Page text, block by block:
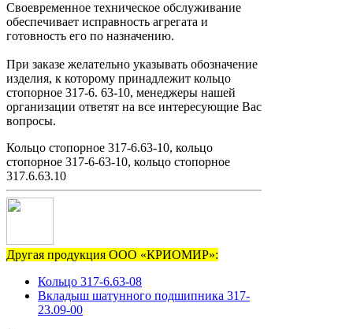
Своевременное техническое обслуживание
обеспечивает исправность агрегата и
готовность его по назначению.
При заказе желательно указывать обозначение
изделия, к которому принадлежит кольцо
стопорное 317-6. 63-10, менеджеры нашей
организации ответят на все интересующие Вас
вопросы.
Кольцо стопорное 317-6.63-10, кольцо
стопорное 317-6-63-10, кольцо стопорное
317.6.63.10
Другая продукция ООО «КРИОМИР»:
Кольцо 317-6.63-08
Вкладыш шатунного подшипника 317-
23.09-00